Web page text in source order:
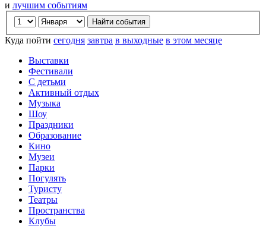
и лучшим событиям
Куда пойти сегодня завтра в выходные в этом месяце
Выставки
Фестивали
С детьми
Активный отдых
Музыка
Шоу
Праздники
Образование
Кино
Музеи
Парки
Погулять
Туристу
Театры
Пространства
Клубы